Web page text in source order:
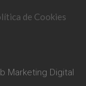
de Cookies
Marketing Digital